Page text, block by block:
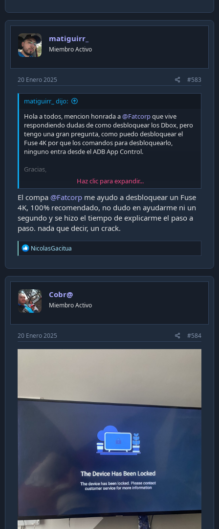
matiguirr_
Miembro Activo
20 Enero 2025 #583
matiguirr_ dijo:
Hola a todos, mencion honrada a@Fatcorpque vive
respondiendo dudas de como desbloquear los Dbox, pero
tengo una gran pregunta, como puedo desbloquear el
Fuse 4K por que los comandos para desbloquearlo,
ninguno entra desde el ADB App Control.
Gracias,
Saludos Cordiales.
Haz clic para expandir...
El compa @Fatcorp me ayudo a desbloquear un Fuse
4K, 100% recomendado, no dudo en ayudarme ni un
segundo y se hizo el tiempo de explicarme el paso a
paso. nada que decir, un crack.
R
e
c
t
o
n
s
NicolasGacitua
Cobr@
Miembro Activo
20 Enero 2025 #584